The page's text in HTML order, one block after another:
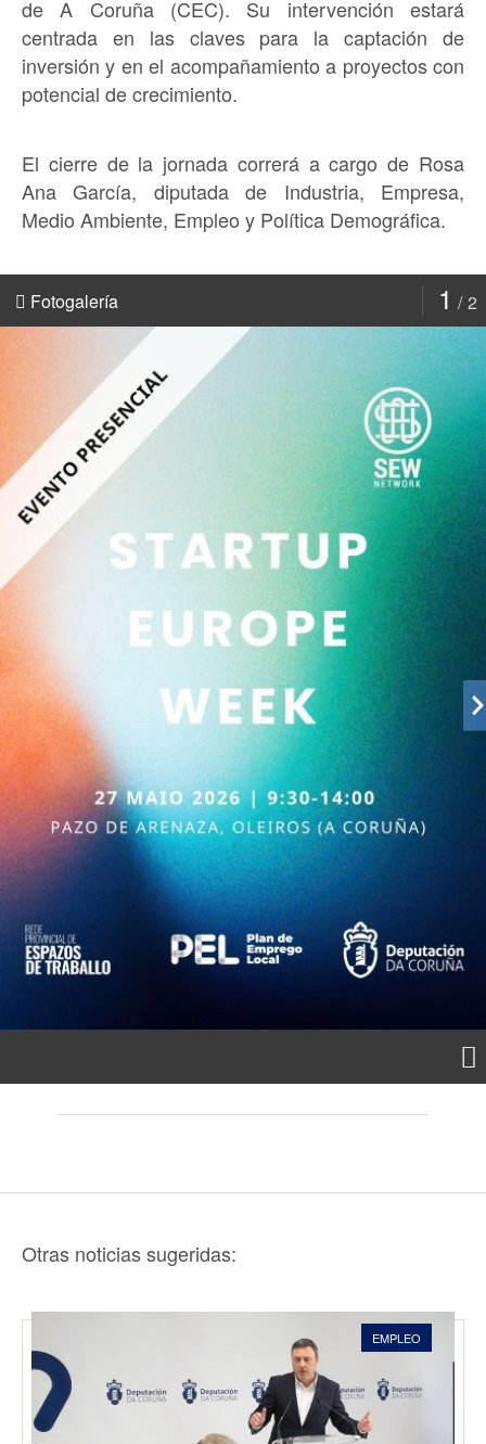
de A Coruña (CEC). Su intervención estará
centrada en las claves para la captación de
inversión y en el acompañamiento a proyectos con
potencial de crecimiento.
El cierre de la jornada correrá a cargo de Rosa
Ana García, diputada de Industria, Empresa,
Medio Ambiente, Empleo y Política Demográfica.
1 2
Fotogalería
Otras noticias sugeridas:
EMPLEO